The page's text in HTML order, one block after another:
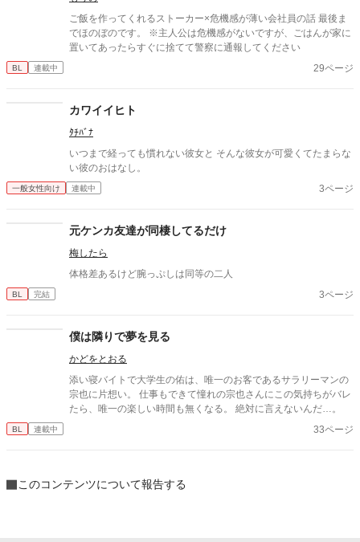
ご飯を作ってくれるストーカー×危機感が薄い会社員の話 最後ま
でほのぼのです。 ※主人公は危機感がないですが、ごはんが家に
置いてあったらすぐに捨てて警察に通報してください
BL 連載中 29ページ
カワイイヒト
ﾀﾁﾊﾞﾅ
いつまで経っても慣れない彼女と そんな彼女が可愛くてたまらな
い彼のおはなし。
一般女性向け 連載中 3ページ
元ケンカ友達が同棲してるだけ
梅したら
体格差あるけど腕っぷしは同等の二人
BL 完結 3ページ
僕は隣りで夢を見る
かどをとおる
添い寝バイトで大学生の佑は、唯一のお客であるサラリーマンの
宗也に片想い。 仕事もできて憧れの宗也さんにこの気持ちがバレ
たら、唯一の楽しい時間も無くなる。 絶対に言えないんだ…。
BL 連載中 33ページ
このコンテンツについて報告する